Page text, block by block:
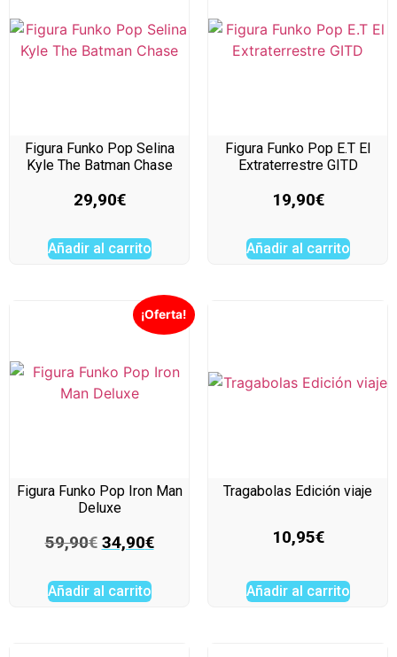
Figura Funko Pop Selina
Kyle The Batman Chase
29,90€
Añadir al carrito
Figura Funko Pop E.T El
Extraterrestre GITD
19,90€
Añadir al carrito
¡Oferta!
Figura Funko Pop Iron Man
Deluxe
59,90€ 34,90€
Añadir al carrito
Tragabolas Edición viaje
10,95€
Añadir al carrito